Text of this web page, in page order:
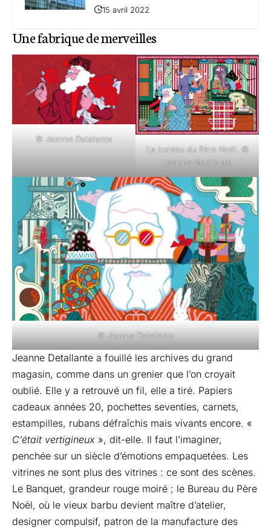
15 avril 2022
Une fabrique de merveilles
© Jeanne Detallante
Le bureau du Père Noël. ©
Jeanne Detallante
© Jeanne Detallante
Jeanne Detallante a fouillé les archives du grand
magasin, comme dans un grenier que l’on croyait
oublié. Elle y a retrouvé un fil, elle a tiré. Papiers
cadeaux années 20, pochettes seventies, carnets,
estampilles, rubans défraîchis mais vivants encore. «
C’était vertigineux », dit-elle. Il faut l’imaginer,
penchée sur un siècle d’émotions empaquetées. Les
vitrines ne sont plus des vitrines : ce sont des scènes.
Le Banquet, grandeur rouge moiré ; le Bureau du Père
Noël, où le vieux barbu devient maître d’atelier,
designer compulsif, patron de la manufacture des